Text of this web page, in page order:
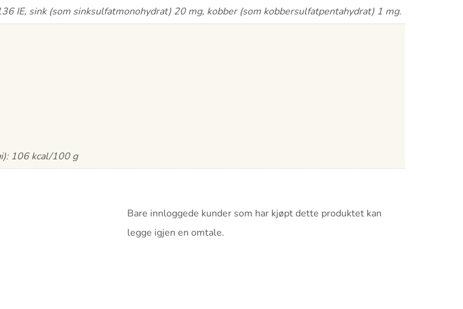
IE, sink (som sinksulfatmonohydrat) 20 mg, kobber (som kobbersulfatpentahydrat) 1 mg.
106 kcal/100 g
Bare innloggede kunder som har kjøpt dette produktet kan
legge igjen en omtale.